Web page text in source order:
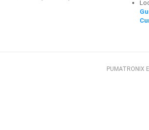
PUMATRONIX